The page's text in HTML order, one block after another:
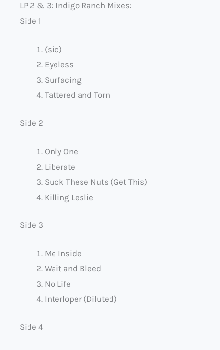
LP 2 & 3: Indigo Ranch Mixes:
Side 1
(sic)
Eyeless
Surfacing
Tattered and Torn
Side 2
Only One
Liberate
Suck These Nuts (Get This)
Killing Leslie
Side 3
Me Inside
Wait and Bleed
No Life
Interloper (Diluted)
Side 4